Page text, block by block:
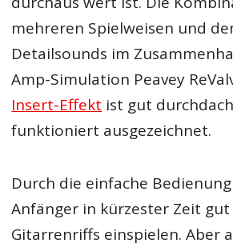
mehreren Spielweisen und
Detailsounds im
Amp-Simulation Peavey
Insert-Effekt ist gut
funktioniert ausgezeichnet.
Durch die einfache
Anfänger in kürzester Zeit
Gitarrenriffs einspielen. Aber